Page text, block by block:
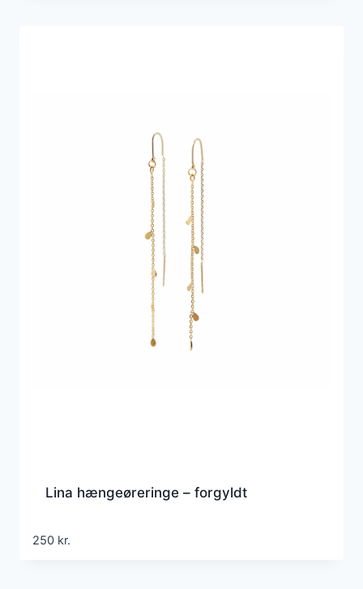
Lina hængeøreringe – forgyldt
250 kr.